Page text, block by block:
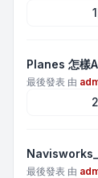
1
Planes 怎樣
最後發表 由
2
最後發表 由